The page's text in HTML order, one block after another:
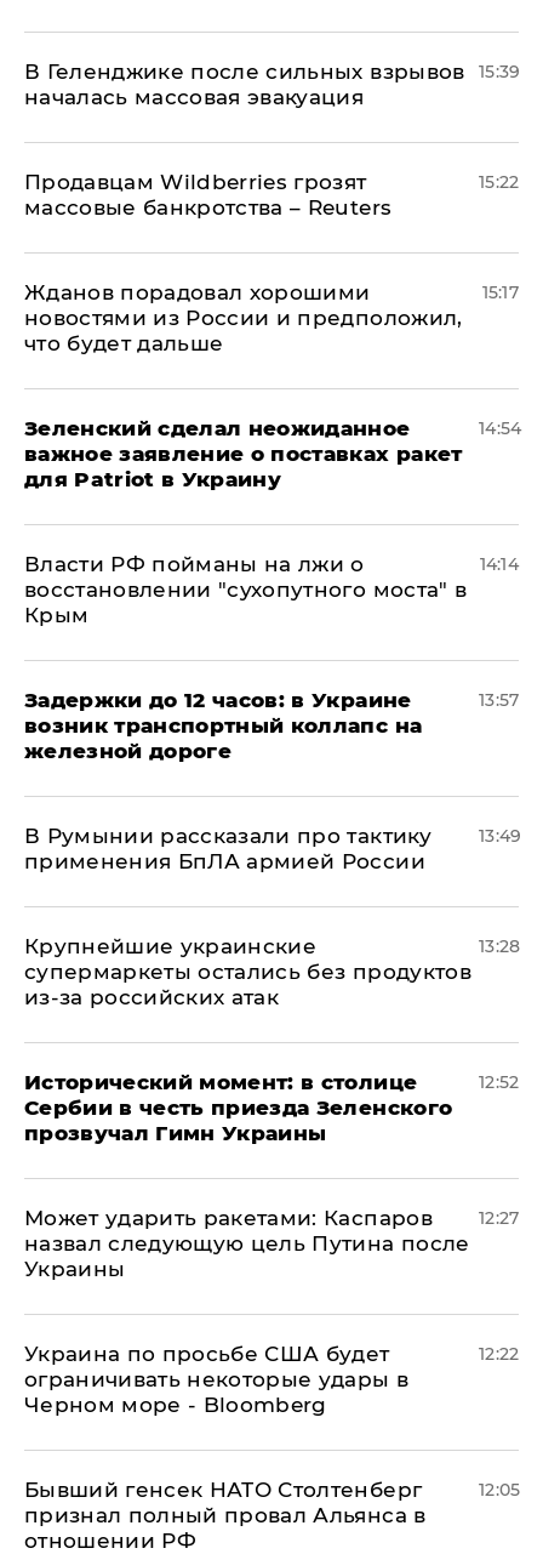
В Геленджике после сильных взрывов
началась массовая эвакуация
15:39
Продавцам Wildberries грозят
массовые банкротства – Reuters
15:22
Жданов порадовал хорошими
новостями из России и предположил,
что будет дальше
15:17
Зеленский сделал неожиданное
важное заявление о поставках ракет
для Patriot в Украину
14:54
Власти РФ пойманы на лжи о
восстановлении "сухопутного моста" в
Крым
14:14
Задержки до 12 часов: в Украине
возник транспортный коллапс на
железной дороге
13:57
В Румынии рассказали про тактику
применения БпЛА армией России
13:49
Крупнейшие украинские
супермаркеты остались без продуктов
из-за российских атак
13:28
Исторический момент: в столице
Сербии в честь приезда Зеленского
прозвучал Гимн Украины
12:52
Может ударить ракетами: Каспаров
назвал следующую цель Путина после
Украины
12:27
Украина по просьбе США будет
ограничивать некоторые удары в
Черном море - Bloomberg
12:22
Бывший генсек НАТО Столтенберг
признал полный провал Альянса в
отношении РФ
12:05